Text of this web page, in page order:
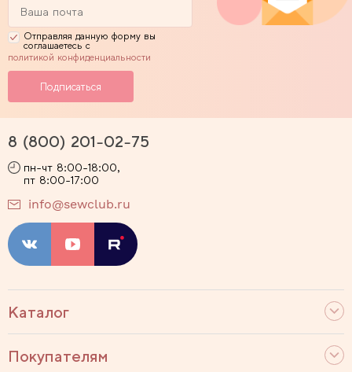
Отправляя данную форму вы
соглашаетесь с
политикой конфиденциальности
Каталог
Покупателям
8 (800) 201-02-75
пн-чт 8:00-18:00,
пт 8:00-17:00
info@sewclub.ru